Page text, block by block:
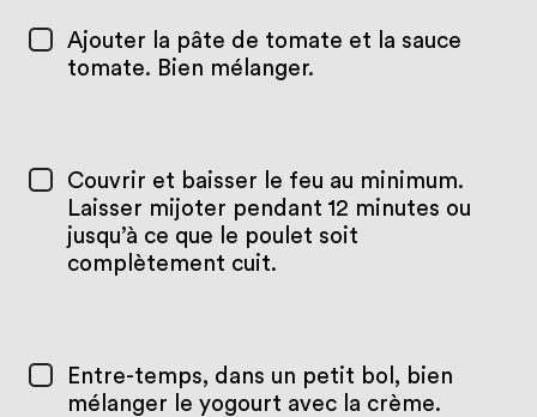
Ajouter la pâte de tomate et la sauce
tomate. Bien mélanger.
Couvrir et baisser le feu au minimum.
Laisser mijoter pendant 12 minutes ou
jusqu’à ce que le poulet soit
complètement cuit.
Entre-temps, dans un petit bol, bien
mélanger le yogourt avec la crème.